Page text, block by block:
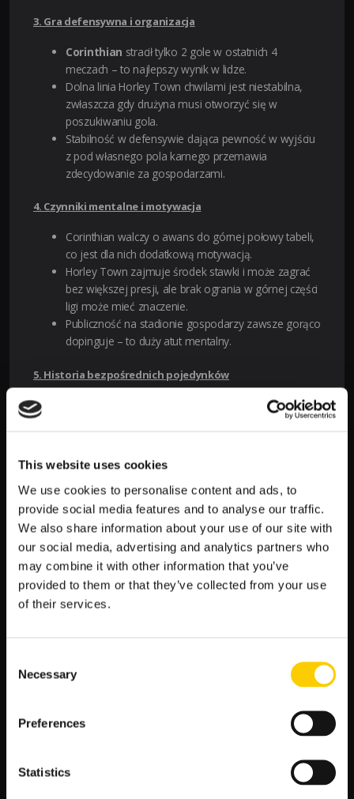
This website uses cookies
We use cookies to personalise content and ads, to
provide social media features and to analyse our traffic.
We also share information about your use of our site with
our social media, advertising and analytics partners who
may combine it with other information that you’ve
provided to them or that they’ve collected from your use
of their services.
Selection
Necessary
Preferences
Statistics
3. Gra defensywna i organizacja
Corinthian stracił tylko 2 gole w ostatnich 4
meczach – to najlepszy wynik w lidze.
Dolna linia Horley Town chwilami jest niestabilna,
zwłaszcza gdy drużyna musi otworzyć się w
poszukiwaniu gola.
Stabilność w defensywie dająca pewność w wyjściu
z pod własnego pola karnego przemawia
zdecydowanie za gospodarzami.
4. Czynniki mentalne i motywacja
Corinthian walczy o awans do górnej połowy tabeli,
co jest dla nich dodatkową motywacją.
Horley Town zajmuje środek stawki i może zagrać
bez większej presji, ale brak ogrania w górnej części
ligi może mieć znaczenie.
Publiczność na stadionie gospodarzy zawsze gorąco
dopinguje – to duży atut mentalny.
5. Historia bezpośrednich pojedynków
W 6 z 8 ostatnich spotkań pomiędzy tymi zespołami
to Corinthian schodził z boiska jako zwycięzca.
dwukrotnie, jednak oba te sukcesy miały miejsce
przy znacznie korzystniejszym układzie kadrowym.
W ostatniej konfrontacji padł remis 1:1 – wtedy
gospodarze wymazywali urazy, a linie obronne były
w przebudowie.
Podsumowując dotychczasową analizę, biorąc pod uwagę
kursy LV BET, argumenty taktyczne oraz formę drużyn, za
bardziej prawdopodobnego zwycięzcę uznajemy zespół
Corinthian.
Mocna defensywa
– zaledwie 6 straconych goli w
Wyśmienity snajper
w osobie Jamesa Walkera,